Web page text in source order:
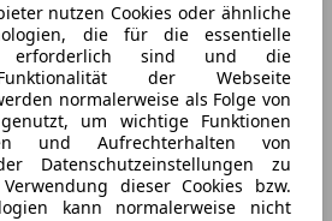
nutzen Cookies oder ähnliche
die für die essentielle
erforderlich sind und die
der Webseite
normalerweise als Folge von
um wichtige Funktionen
und Aufrechterhalten von
Datenschutzeinstellungen zu
dieser Cookies bzw.
kann normalerweise nicht